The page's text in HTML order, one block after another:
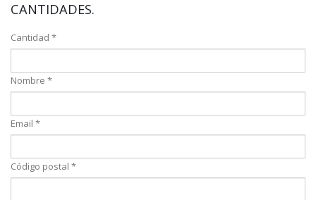
CANTIDADES.
Cantidad *
Nombre *
Email *
Código postal *